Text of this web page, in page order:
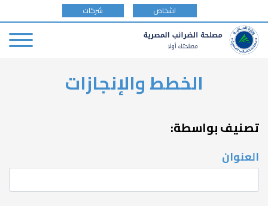
type
اشخاص شركات
الخطط والإنجازات
تصنيف بواسطة:
العنوان